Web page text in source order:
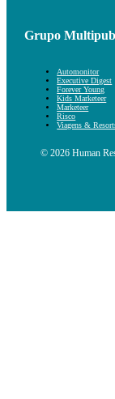
Grupo
Automonitor
Executive Digest
Forever Young
Kids Marketeer
Marketeer
Risco
Viagens &
© 2026 Human